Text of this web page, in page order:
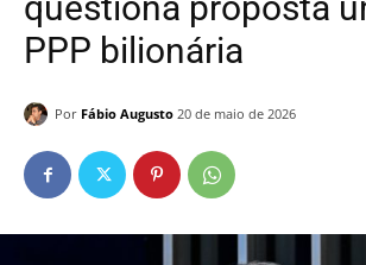
PPP bilionária
Por Fábio Augusto 20 de maio de 2026